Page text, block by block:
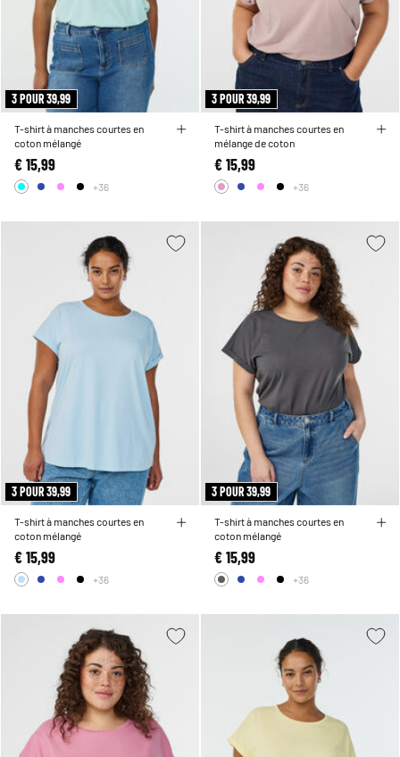
3 POUR 39,99
T-shirt à manches courtes en
coton mélangé
€ 15,99
+36
3 POUR 39,99
T-shirt à manches courtes en
mélange de coton
€ 15,99
+36
3 POUR 39,99
T-shirt à manches courtes en
coton mélangé
€ 15,99
+36
3 POUR 39,99
T-shirt à manches courtes en
coton mélangé
€ 15,99
+36